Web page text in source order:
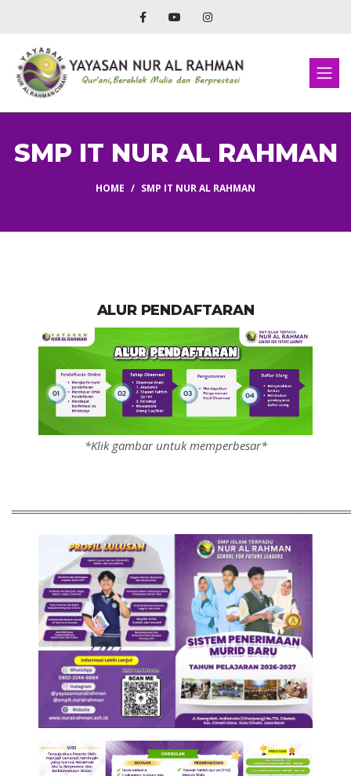
SMP IT NUR AL RAHMAN
HOME SMP IT NUR AL RAHMAN
ALUR PENDAFTARAN
*Klik gambar untuk memperbesar*